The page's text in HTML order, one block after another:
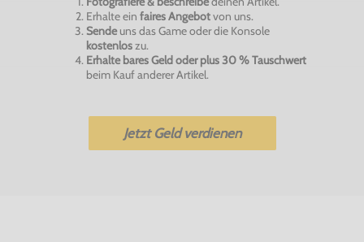
Erhalte ein faires Angebotvon uns.
Sendeuns das Game oder die Konsole
kostenloszu.
Erhalte bares Geld oder plus 30 % Tauschwert
beim Kauf anderer Artikel.
Jetzt Geld verdienen